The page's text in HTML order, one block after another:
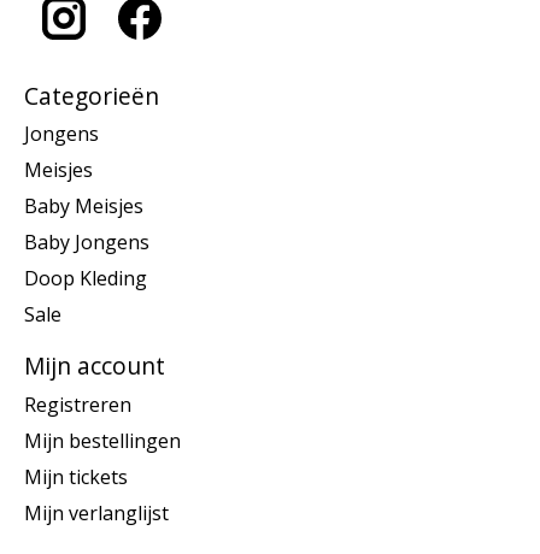
Categorieën
Jongens
Meisjes
Baby Meisjes
Baby Jongens
Doop Kleding
Sale
Mijn account
Registreren
Mijn bestellingen
Mijn tickets
Mijn verlanglijst